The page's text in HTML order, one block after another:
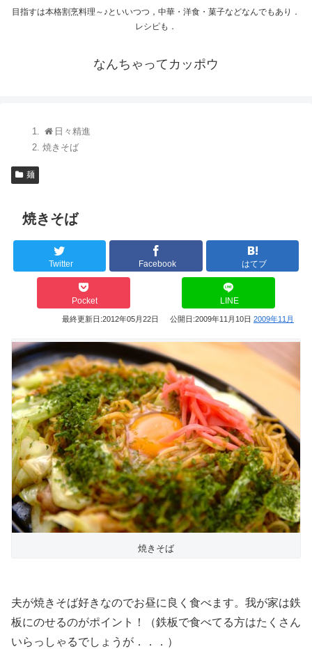
目指すは本格割烹料理～♪といいつつ，中華・洋食・菓子などなんでもあり．
レシピも．
なんちゃってカッポウ
日々精進
焼きそば
麺
焼きそば
Twitter Facebook はてブ
Pocket LINE
最終更新日:2012年05月22日 公開日:2009年11月10日 2009年11月
焼きそば
夫が焼きそば好きなのでお昼に良く食べます。我が家は鉄
板にのせるのがポイント！（鉄板で食べてる方はたくさん
いらっしゃるでしょうが．．．）